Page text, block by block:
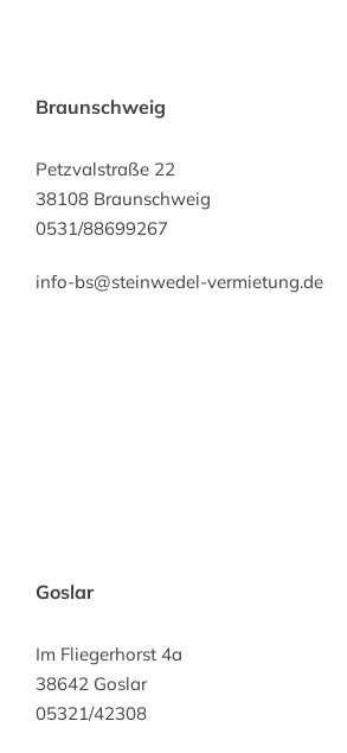
Braunschweig
Petzvalstraße 22
38108 Braunschweig
0531/88699267
info-bs@steinwedel-vermietung.de
Goslar
Im Fliegerhorst 4a
38642 Goslar
05321/42308